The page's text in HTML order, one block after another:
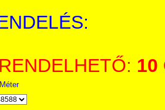
10
Méter